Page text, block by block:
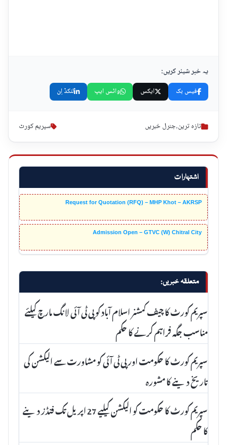
اشتہارات
Request for Quotation (RFQ) – MHP Khot – AKRSP
Admission Open – GTVC (W) Chitral City
متعلقہ خبریں:
سپریم کورٹ کا چیف کمشنر اسلام آباد کو پی ٹی آئی لانگ مارچ کیلئے
مناسب جگہ فراہم کرنے کا حکم
سپریم کورٹ کا حکومت اور پی ٹی آئی کو مشاورت سے الیکشن کی
تاریخ دینے کا مشورہ
سپریم کورٹ کا حکومت کو الیکشن کیلیے 27 اپریل تک فنڈز دینے
کا حکم
یہ خبر شیئر کریں:
فیس بک ایکس واٹس ایپ لنکڈ اِن
تازہ ترین,جنرل خبریں سپریم کورٹ